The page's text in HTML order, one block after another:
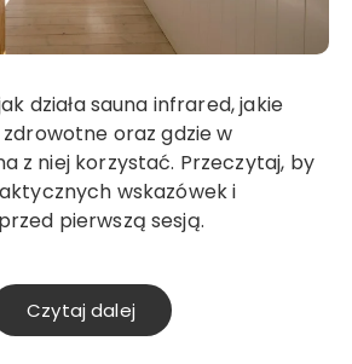
oraz gdzie w
z niej korzystać. Przeczytaj, by
wskazówek i
pierwszą sesją.
Czytaj dalej